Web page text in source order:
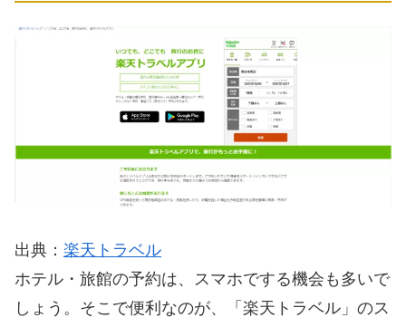
出典： 楽天トラベル
ホテル・旅館の予約は、スマホでする機会も多いで
しょう。そこで便利なのが、「楽天トラベル」のス